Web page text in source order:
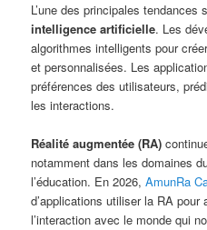
L’une des principales tendances
intelligence artificielle. Les
algorithmes intelligents pour
et personnalisées. Les
préférences des utilisateurs,
les interactions.
Réalité augmentée (RA)
notamment dans les domaines
l’éducation. En 2026,AmunRa
d’applications utiliser la RA
l’interaction avec le monde qui